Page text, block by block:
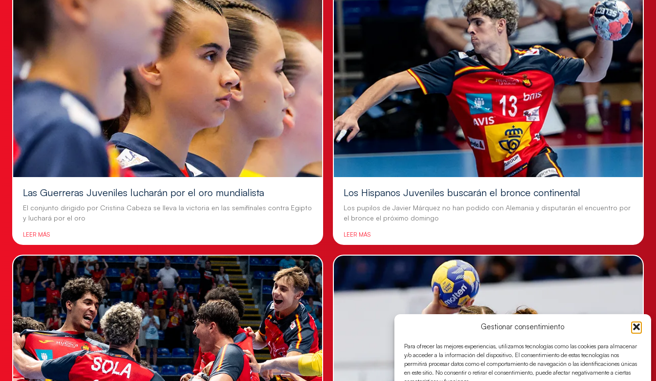
Gestionar consentimiento
Para ofrecer las mejores experiencias, utilizamos tecnologías como las cookies para almacenar
y/o acceder a la información del dispositivo. El consentimiento de estas tecnologías nos
permitirá procesar datos como el comportamiento de navegación o las identificaciones únicas
en este sitio. No consentir o retirar el consentimiento, puede afectar negativamente a ciertas
Las Guerreras Juveniles lucharán por el oro mundialista
El conjunto dirigido por Cristina Cabeza se lleva la victoria en las semifinales contra Egipto
y luchará por el oro
LEER MÁS
Los Hispanos Juveniles buscarán el bronce continental
Los pupilos de Javier Márquez no han podido con Alemania y disputarán el encuentro por
el bronce el próximo domingo
LEER MÁS